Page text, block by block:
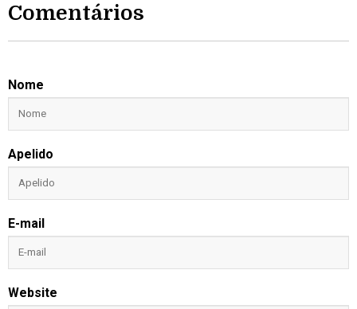
Comentários
Nome
Apelido
E-mail
Website